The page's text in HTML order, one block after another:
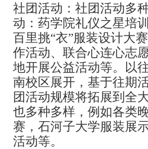
社团活动：社团活动多
动：药学院礼仪之星培
百里挑“衣”服装设计大
作活动、联合心连心志
地开展公益活动等。以
南校区展开，基于往期
团活动规模将拓展到全
也多种多样，例如各类
赛，石河子大学服装展
活动等。